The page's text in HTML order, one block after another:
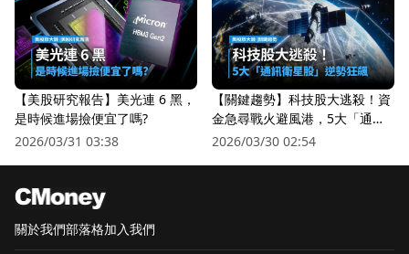
【美股研究報告】美光連 6 黑，
是時候進場撿便宜了嗎?
2026/03/31 03:38
【關鍵趨勢】科技股大逃殺！資
金急尋戰火避風港，5大「通訊
衛星股」逆勢狂飆
2026/03/30 02:54
關於我們部落格加入我們